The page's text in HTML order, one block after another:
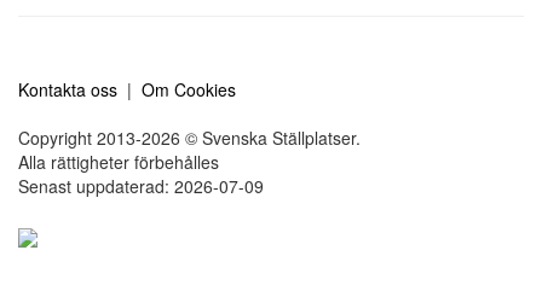
Kontakta oss | Om Cookies
Copyright 2013-2026 © Svenska Ställplatser.
Alla rättigheter förbehålles
Senast uppdaterad: 2026-07-09